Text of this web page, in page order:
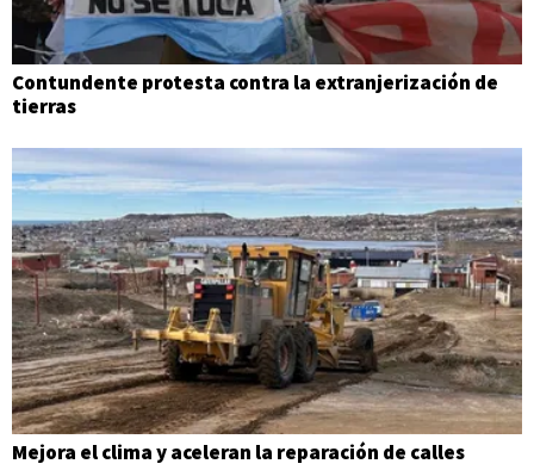
Contundente protesta contra la extranjerización de
tierras
Mejora el clima y aceleran la reparación de calles